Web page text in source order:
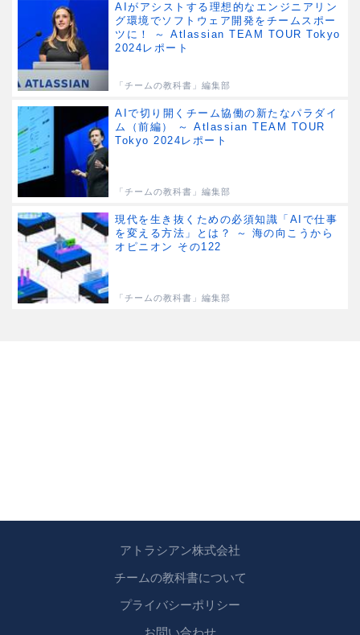
AIがアシストする理想的なエンジニアリン
グ環境でソフトウェア開発をチームスポー
ツに！ ～ Atlassian TEAM TOUR Tokyo
2024レポート
「チームの教科書」編集部
AIで切り開くチーム協働の新たなパラダイ
ム（前編） ～ Atlassian TEAM TOUR
Tokyo 2024レポート
「チームの教科書」編集部
現代を生き抜くための必須知識「AIで仕事
を変える方法」とは？ ～ 海の向こうから
オピニオン その122
「チームの教科書」編集部
アトラシアン株式会社
チームの教科書について
プライバシーポリシー
お問い合わせ